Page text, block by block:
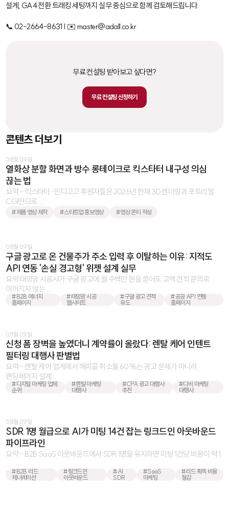
설계, GA4 전환 트래킹 세팅까지 실무 중심으로 함께 검토해드립니다.
📞 02-2664-8631 | ✉️ master@adall.co.kr
무료 컨설팅 받아보고 싶다면?
무료 컨설팅 신청하기
콘텐츠 더보기
08월 09일
열화상 분할 화면과 방수 롱테이크로 킥스타터 내구성 의심
끊는 법
요약 - 킥스타터·인디고고 후원자들은 2026년 현재 3D 렌더링과 포토리얼
CGI만으로 ...
#제품 영상 제작 #스타트업 홍보영상 #영상 콘티 작성
08월 09일
구글 광고로 온 건물주가 주소 입력 후 이탈하는 이유: 지적도
API 연동 '손실 경고형' 위젯 설계 실무
요약 태양광 시공사가 구글 광고에 월 수백만 원을 쏟아도 고액 견적 문의로
이어지지 않는 ...
#B2B 에너지
홈페이지
#태양광 시공
웹사이트
#구글 광고 견적
유도
#공공 API 연동
홈페이지
08월 09일
신청 폼 장벽을 높였더니 계약률이 올랐다: 렌탈 케어 인텐트
필터링 대행사 판별법
요약 - 렌탈 케어 업계에서 해피콜 취소율 60%는 광고 문제가 아니라
랜딩페이지 설계 ...
#디지털 마케팅 업체
순위
#렌탈 마케팅
대행사
#CPA 광고 대행사
추천
#디비 마케팅
대행사
08월 09일
SDR 1명 월급으로 AI가 미팅 14건 잡는 링크드인 아웃바운드
파이프라인
요약 - B2B SaaS 아웃바운드에서 SDR 1명을 유지하면 미팅 1건당 비용이 약 1
...
#B2B 리드
제너레이션
#링크드인
아웃바운드
#AI
SDR
#SaaS
마케팅
#리드 획득 비용
절감